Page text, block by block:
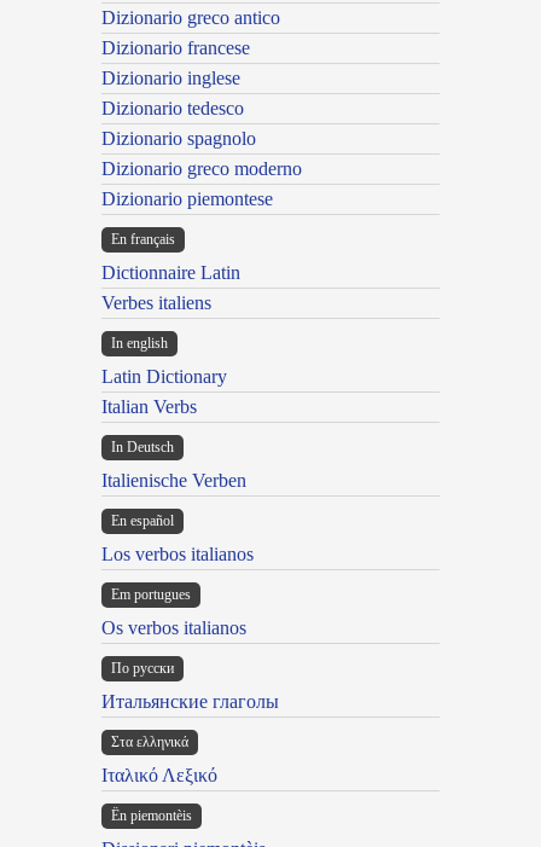
Dizionario greco antico
Dizionario francese
Dizionario inglese
Dizionario tedesco
Dizionario spagnolo
Dizionario greco moderno
Dizionario piemontese
En français
Dictionnaire Latin
Verbes italiens
In english
Latin Dictionary
Italian Verbs
In Deutsch
Italienische Verben
En español
Los verbos italianos
Em portugues
Os verbos italianos
По русски
Итальянские глаголы
Στα ελληνικά
Ιταλικό Λεξικό
Ën piemontèis